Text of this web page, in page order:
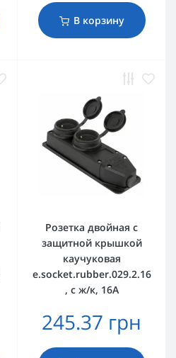
В корзину
Розетка двойная с
защитной крышкой
каучуковая
e.socket.rubber.029.2.16
, с ж/к, 16А
245.37 грн